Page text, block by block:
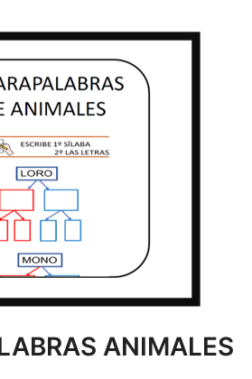
ANIMALES